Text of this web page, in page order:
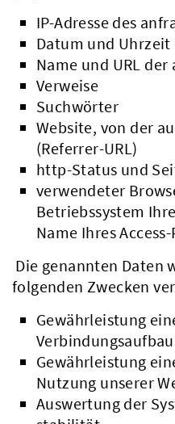
IP-Adresse des
Datum und Uhrzeit
Name und URL
Verweise
Suchwörter
Website, von der
(Referrer-URL)
http-Status und
verwendeter
Betriebssystem
Name Ihres
Die genannten Daten
folgenden Zwecken
Gewährleistung
Gewährleistung
Nutzung unserer
Auswertung der